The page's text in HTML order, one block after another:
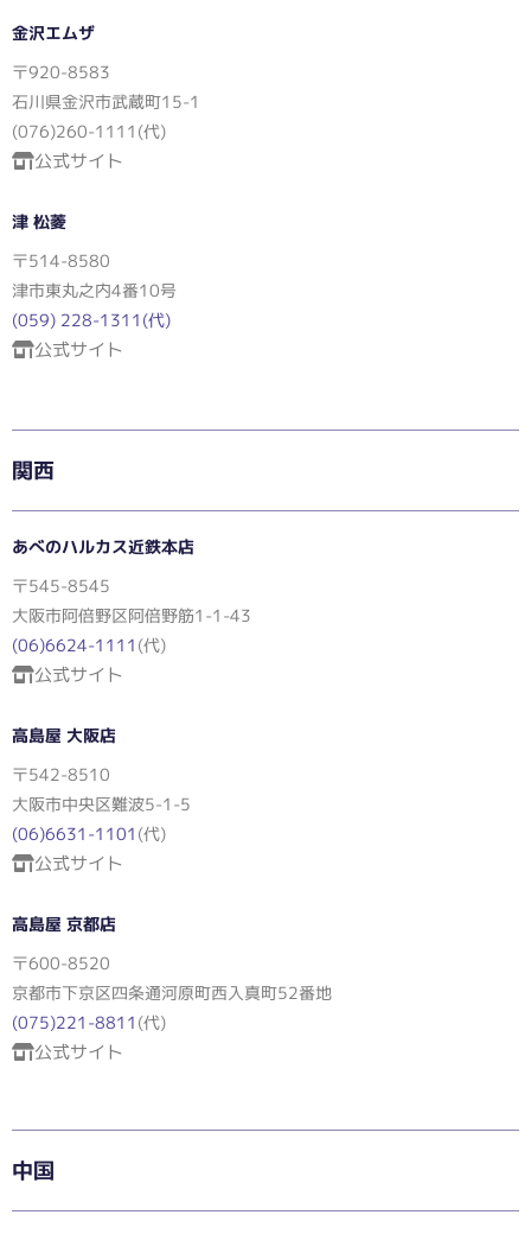
金沢エムザ
〒920-8583
石川県金沢市武蔵町15-1
(076)260-1111(代)
公式サイト
津 松菱
〒514-8580
津市東丸之内4番10号
(059) 228-1311(代)
公式サイト
関西
あべのハルカス近鉄本店
〒545-8545
大阪市阿倍野区阿倍野筋1-1-43
(06)6624-1111 (代)
公式サイト
高島屋 大阪店
〒542-8510
大阪市中央区難波5-1-5
(06)6631-1101 (代)
公式サイト
高島屋 京都店
〒600-8520
京都市下京区四条通河原町西入真町52番地
(075)221-8811 (代)
公式サイト
中国